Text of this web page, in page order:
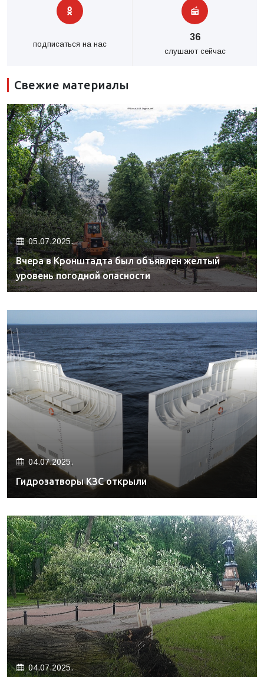
подписаться на нас
36
слушают сейчас
Свежие материалы
05.07.2025.
Вчера в Кронштадта был объявлен желтый
уровень погодной опасности
04.07.2025.
Гидрозатворы КЗС открыли
04.07.2025.